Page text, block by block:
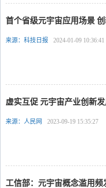
首个省级元宇宙应用场景
来源：科技日报 2024-01-09 10:36:41
虚实互促 元宇宙产业创新
来源：人民网 2023-09-19 15:35:27
工信部：元宇宙概念滥用